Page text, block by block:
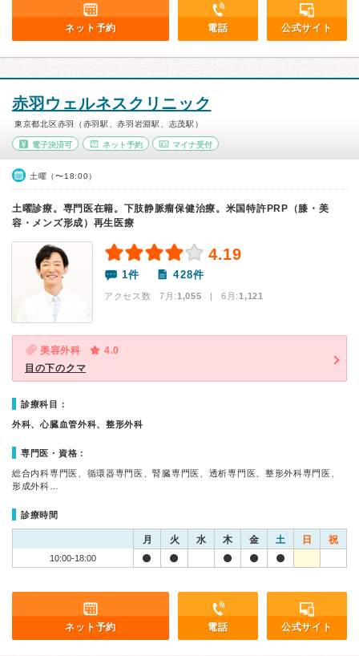
ネット予約 電話 公式サイト
赤羽ウェルネスクリニック
東京都北区赤羽（赤羽駅、赤羽岩淵駅、志茂駅）
電子決済可 ネット予約 マイナ受付
土曜（〜18:00）
土曜診療。専門医在籍。下肢静脈瘤保健治療。米国特許PRP（膝・美
容・メンズ形成）再生医療
4.19
1件 428件
アクセス数 7月:1,055 | 6月:1,121
美容外科
4.0
目の下のクマ
診療科目：
外科、心臓血管外科、整形外科
専門医・資格：
総合内科専門医、循環器専門医、腎臓専門医、透析専門医、整形外科専門医、
形成外科…
診療時間
月 火 水 木 金 土 日 祝
10:00-18:00
ネット予約 電話 公式サイト